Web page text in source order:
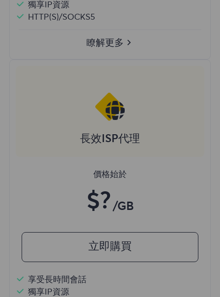
獨享IP資源
HTTP(S)/SOCKS5
瞭解更多
長效ISP代理
價格始於
$? /GB
立即購買
享受長時間會話
獨享IP資源